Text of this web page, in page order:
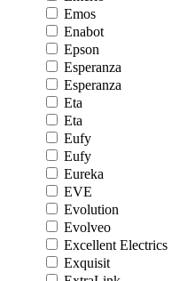
Emos
Enabot
Epson
Esperanza
Esperanza
Eta
Eta
Eufy
Eufy
Eureka
EVE
Evolution
Evolveo
Excellent Electrics
Exquisit